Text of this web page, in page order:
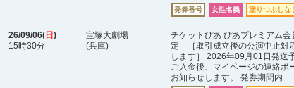
発券番号 女性名義 塗りつぶしな
26/09/06( 日 )
15時30分
宝塚大劇場
(兵庫)
チケットぴあ ぴあプレミアム
定 ［取引成立後の公演中止対
します］ 2026年09月01日発送
ご入金後、マイページの連絡ボ
お知らせします。 発券期間内...